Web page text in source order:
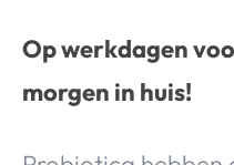
Op werkdagen
morgen in huis!